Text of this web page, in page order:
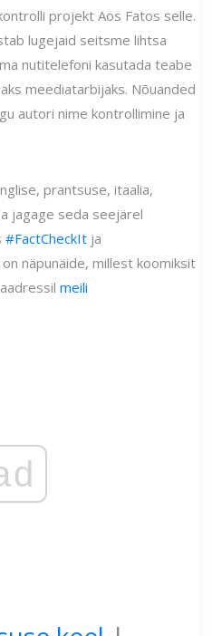
projekt Aos Fatos selle.
lugejaid seitsme lihtsa
nutitelefoni kasutada teabe
meediatarbijaks. Nõuanded
autori nime kontrollimine ja
prantsuse, itaalia,
jagage seda seejärel
#FactCheckIt ja
on näpunäide, millest koomiksit
meili